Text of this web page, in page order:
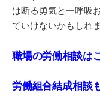
は断る勇気と一呼吸
ていけないかもしれま
職場の労働相談は
労働組合結成相談